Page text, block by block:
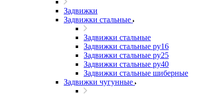
Задвижки
Задвижки стальные
Задвижки стальные
Задвижки стальные ру16
Задвижки стальные ру25
Задвижки стальные ру40
Задвижки стальные шиберные
Задвижки чугунные